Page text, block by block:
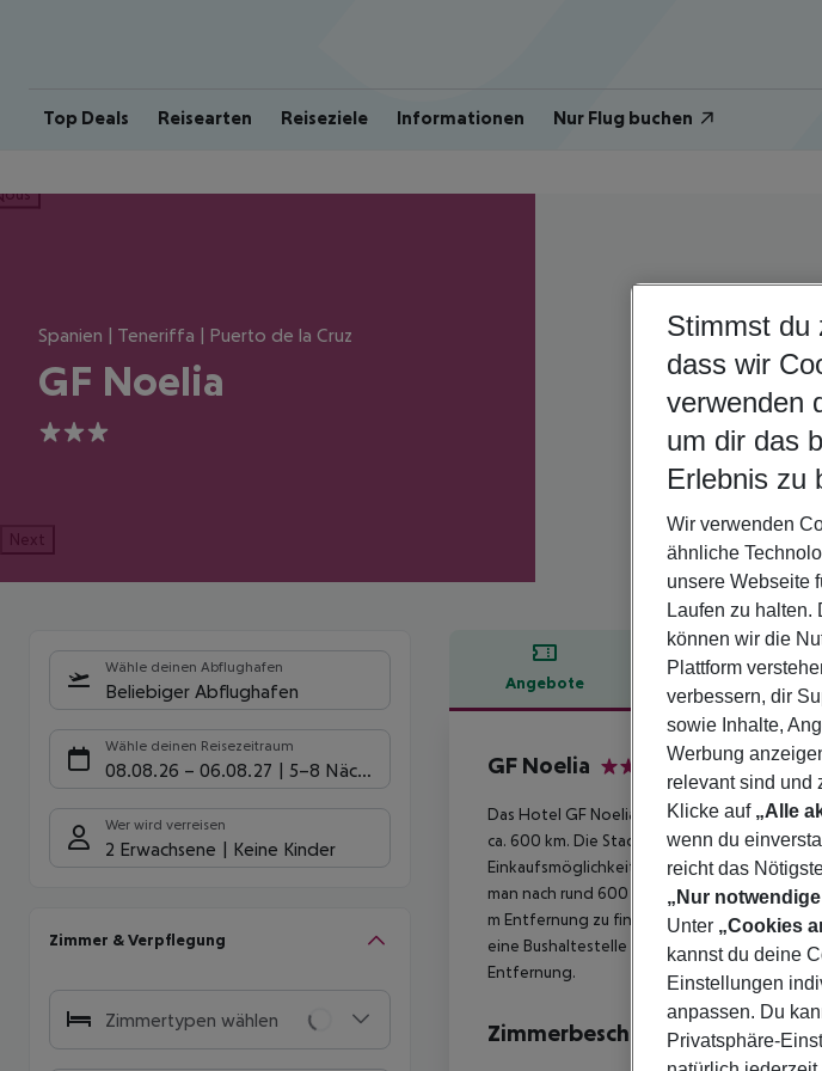
Top Deals Reisearten Reiseziele Informationen Nur Flug buchen
Spanien | Teneriffa | Puerto de la Cruz
GF Noelia
3
Next
Wähle deinen Abflughafen
Beliebiger Abflughafen
Wähle deinen Reisezeitraum
08.08.26 – 06.08.27 5-8 Nächte
Wer wird verreisen
2 Erwachsene Keine Kinder
Zimmer & Verpflegung
Zimmertypen wählen
Angebote
Hotelbeschreibung
GF Noelia
Das Hotel GF Noelia, beliebt speziell bei
ca. 600 km. Die Stadt Puerto de la Cruz ist
Einkaufsmöglichkeiten liegen ca. 1 km vom
man nach rund 600 m. Auch die nächste
m Entfernung zu finden. Für Mobilität im
eine Bushaltestelle (ca. 200 m entfernt). Der
Entfernung.
Zimmerbeschreibung
Stimmst du
dass wir
verwenden
um dir das
Erlebnis zu
Wir verwenden
ähnliche
unsere Webseite
Laufen zu halten.
können wir die
Plattform
verbessern, dir
sowie Inhalte,
Werbung
relevant sind und
Klicke auf „Alle
wenn du
reicht das
„Nur
Unter „Cookies
kannst du deine
Einstellungen
anpassen. Du
Privatsphäre-